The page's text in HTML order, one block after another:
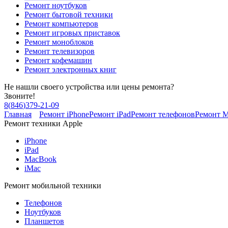
Ремонт ноутбуков
Ремонт бытовой техники
Ремонт компьютеров
Ремонт игровых приставок
Ремонт моноблоков
Ремонт телевизоров
Ремонт кофемашин
Ремонт электронных книг
Не нашли своего устройства или цены ремонта?
Звоните!
8(846)379-21-09
Главная
Ремонт iPhoneРемонт iPadРемонт телефоновРемонт
Ремонт техники Apple
iPhone
iPad
MacBook
iMac
Ремонт мобильной техники
Телефонов
Ноутбуков
Планшетов